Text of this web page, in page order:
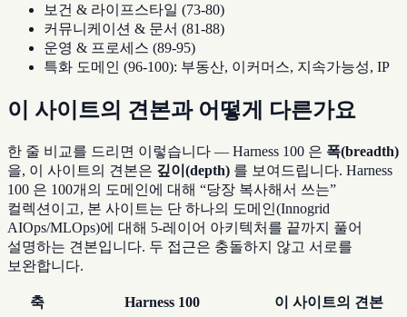
보건 & 라이프스타일 (73-80)
커뮤니케이션 & 문서 (81-88)
운영 & 프로세스 (89-95)
특화 도메인 (96-100): 부동산, 이커머스, 지속가능성, IP
이 사이트의 견본과 어떻게 다른가요
한 줄 비교를 드리면 이렇습니다 — Harness 100 은 폭(breadth)
을, 이 사이트의 견본은 깊이(depth) 를 보여드립니다. Harness
100 은 100개의 도메인에 대해 “당장 복사해서 쓰는”
컬렉션이고, 본 사이트는 단 하나의 도메인(Innogrid
AIOps/MLOps)에 대해 5-레이어 아키텍처를 끝까지 풀어
설명하는 견본입니다. 두 접근은 충돌하지 않고 서로를
보완합니다.
축 Harness 100 이 사이트의 견본